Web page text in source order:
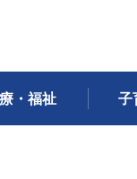
・福祉 子